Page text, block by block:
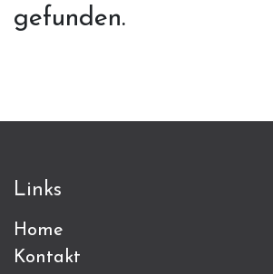
gefunden.
Links
Home
Kontakt